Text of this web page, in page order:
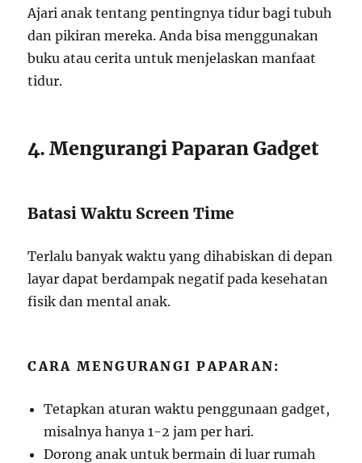
Ajari anak tentang pentingnya tidur bagi tubuh
dan pikiran mereka. Anda bisa menggunakan
buku atau cerita untuk menjelaskan manfaat
tidur.
4. Mengurangi Paparan Gadget
Batasi Waktu Screen Time
Terlalu banyak waktu yang dihabiskan di depan
layar dapat berdampak negatif pada kesehatan
fisik dan mental anak.
CARA MENGURANGI PAPARAN:
Tetapkan aturan waktu penggunaan gadget,
misalnya hanya 1-2 jam per hari.
Dorong anak untuk bermain di luar rumah